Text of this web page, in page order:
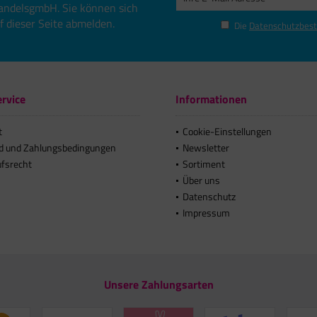
Sie können sich
Seite abmelden.
Die
und Zahlungsbedingungen
Informationen
Cookie-Einstellungen
Newsletter
Sortiment
Über uns
Datenschutz
Impressum
Unsere Zahlungsarten